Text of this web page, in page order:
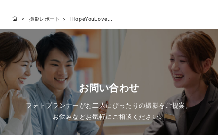
撮影レポート IHopeYouLove...
お問い合わせ
フォトプランナーがお二人にぴったりの撮影をご提案。
お悩みなどお気軽にご相談ください。